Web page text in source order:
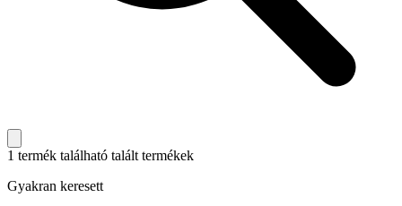
1 termék található talált termékek
Gyakran keresett